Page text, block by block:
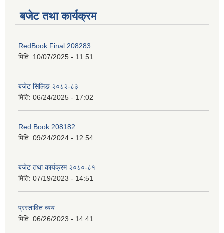
बजेट तथा कार्यक्रम
RedBook Final 208283
मिति: 10/07/2025 - 11:51
बजेट सिलिङ २०८२-८३
मिति: 06/24/2025 - 17:02
Red Book 208182
मिति: 09/24/2024 - 12:54
बजेट तथा कार्यक्रम २०८०-८१
मिति: 07/19/2023 - 14:51
प्रस्तावित व्यय
मिति: 06/26/2023 - 14:41